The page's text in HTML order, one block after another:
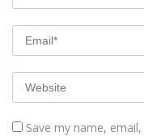
Save my name,